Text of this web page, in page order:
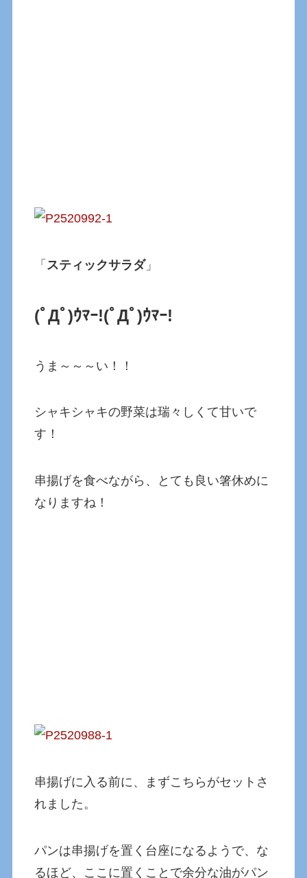
「 スティックサラダ」
(ﾟДﾟ)ｳﾏｰ!(ﾟДﾟ)ｳﾏｰ!
うま～～～い！！
シャキシャキの野菜は瑞々しくて甘いで
す！
串揚げを食べながら、とても良い箸休めに
なりますね！
串揚げに入る前に、まずこちらがセットさ
れました。
パンは串揚げを置く台座になるようで、な
るほど、ここに置くことで余分な油がパン